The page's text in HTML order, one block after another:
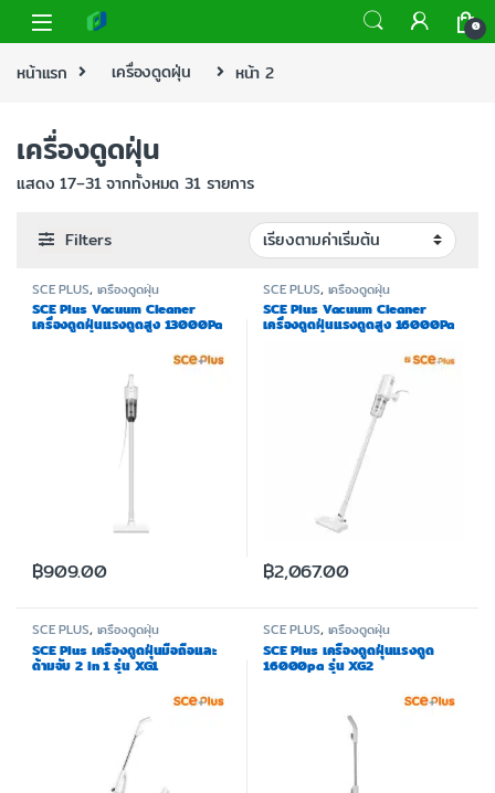
0
หน้าแรก เครื่องดูดฝุ่น หน้า 2
เครื่องดูดฝุ่น
แสดง 17–31 จากทั้งหมด 31 รายการ
Filters
SCE PLUS, เครื่องดูดฝุ่น
SCE Plus Vacuum Cleaner
เครื่องดูดฝุ่นแรงดูดสูง 13000Pa
฿909.00
SCE PLUS, เครื่องดูดฝุ่น
SCE Plus Vacuum Cleaner
เครื่องดูดฝุ่นแรงดูดสูง 16000Pa
฿2,067.00
SCE PLUS, เครื่องดูดฝุ่น
SCE Plus เครื่องดูดฝุ่นมือถือและ
ด้ามจับ 2 in 1 รุ่น XG1
SCE PLUS, เครื่องดูดฝุ่น
SCE Plus เครื่องดูดฝุ่นแรงดูด
16000pa รุ่น XG2